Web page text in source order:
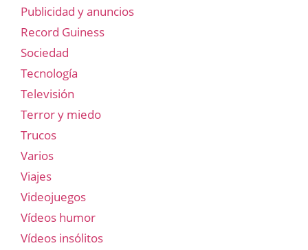
Publicidad y anuncios
Record Guiness
Sociedad
Tecnología
Televisión
Terror y miedo
Trucos
Varios
Viajes
Videojuegos
Vídeos humor
Vídeos insólitos